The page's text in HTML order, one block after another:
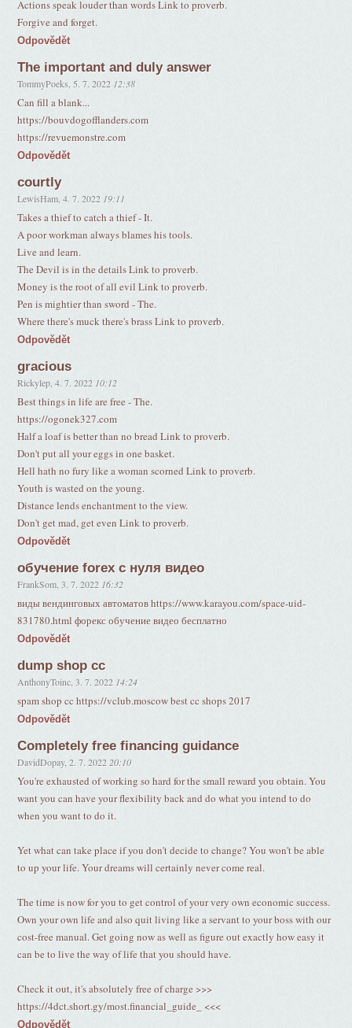
Actions speak louder than words Link to proverb.
Forgive and forget.
Odpovědět
The important and duly answer
TommyPoeks 5. 7. 2022 12:38
Can fill a blank...
https://bouvdogofflanders.com
https://revuemonstre.com
Odpovědět
courtly
LewisHam ,4. 7. 2022 19:11
Takes a thief to catch a thief - It.
A poor workman always blames his tools.
Live and learn.
The Devil is in the details Link to proverb.
Money is the root of all evil Link to proverb.
Pen is mightier than sword - The.
Where there's muck there's brass Link to proverb.
Odpovědět
gracious
Rickylep ,4. 7. 2022 10:12
Best things in life are free - The.
https://ogonek327.com
Half a loaf is better than no bread Link to proverb.
Don't put all your eggs in one basket.
Hell hath no fury like a woman scorned Link to proverb.
Youth is wasted on the young.
Distance lends enchantment to the view.
Don't get mad, get even Link to proverb.
Odpovědět
обучение forex с нуля видео
FrankSom ,3. 7. 2022 16:32
виды вендинговых автоматов https://www.karayou.com/space-uid-
831780.html форекс обучение видео бесплатно
Odpovědět
dump shop cc
AnthonyToinc ,3. 7. 2022 14:24
spam shop cc https://vclub.moscow best cc shops 2017
Odpovědět
Completely free financing guidance
DavidDopay,2. 7. 2022 20:10
You're exhausted of working so hard for the small reward you obtain. You
want you can have your flexibility back and do what you intend to do
when you want to do it.
Yet what can take place if you don't decide to change? You won't be able
to up your life. Your dreams will certainly never come real.
The time is now for you to get control of your very own economic success.
Own your own life and also quit living like a servant to your boss with our
cost-free manual. Get going now as well as figure out exactly how easy it
can be to live the way of life that you should have.
Check it out, it's absolutely free of charge >>>
https://4dct.short.gy/most.financial_guide_ <<<
Odpovědět